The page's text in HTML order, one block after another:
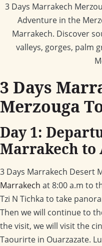
3 Days Marrakech
Adventure in the
Marrakech. Discover
valleys, gorges, palm
3 Days
Merzouga
Day 1:
Marrakech to
3 Days Marrakech Desert
Marrakech at 8:00 a.m to
Tzi N Tichka to take
Then we will continue to
the visit, we will visit the
Taourirte in Ouarzazate.